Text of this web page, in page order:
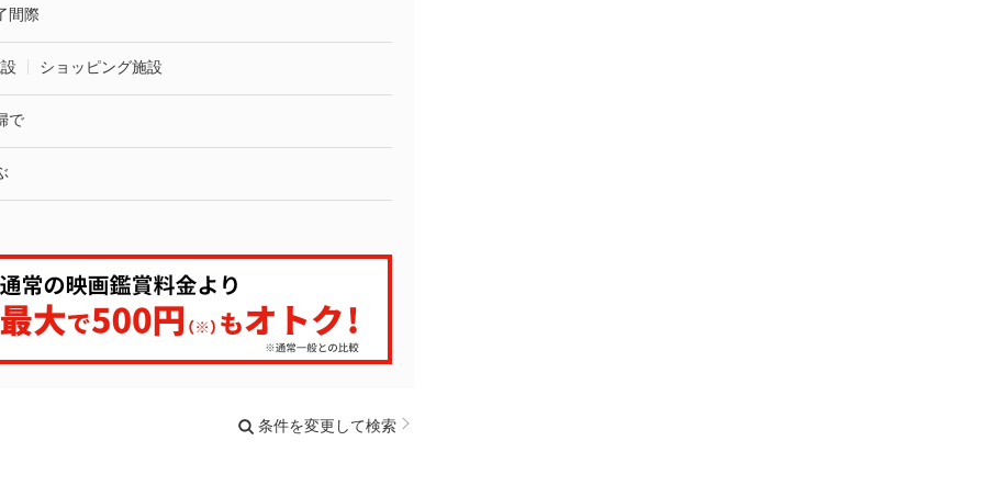
間際
ショッピング施設
で
条件を変更して検索